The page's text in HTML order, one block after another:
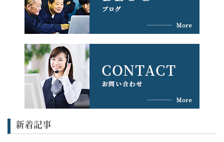
新着記事